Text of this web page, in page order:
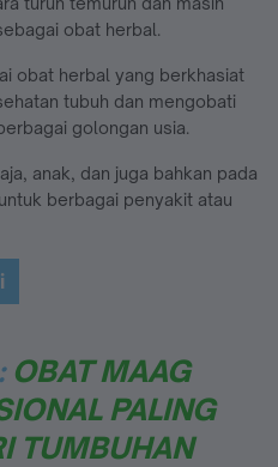
obat herbal.
obat herbal yang berkhasiat
tubuh dan mengobati
golongan usia.
anak, dan juga bahkan pada
berbagai penyakit atau
OBAT MAAG
PALING
TUMBUHAN